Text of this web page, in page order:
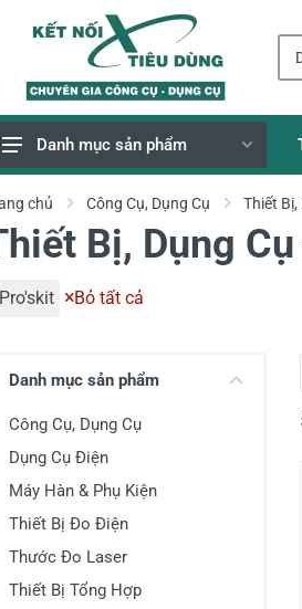
Giao Hàng Miễn Phí
Công Cụ, Dụng Cụ
Thang nhôm
Phụ Tùng, Linh Kiện
Thiết Bị Đo Điện
Thước Đo Laser
Đồ Bảo Hộ Lao Động
Danh mục sản phẩm
chủ Công Cụ, Dụng Cụ Thiết Bị,
Bị, Dụng
Pro'skit Bỏ tất cả
Danh mục sản phẩm
Công Cụ, Dụng Cụ
Dụng Cụ Điện
Máy Hàn & Phụ Kiện
Thiết Bị Đo Điện
Thước Đo Laser
Thiết Bị Tổng Hợp